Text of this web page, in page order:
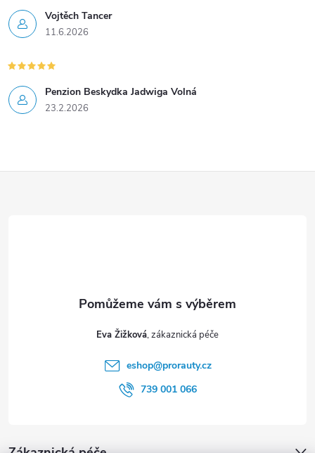
Vojtěch Tancer
11.6.2026
Penzion Beskydka Jadwiga Volná
23.2.2026
Eva Žižková
eshop@prorauty.cz
739 001 066